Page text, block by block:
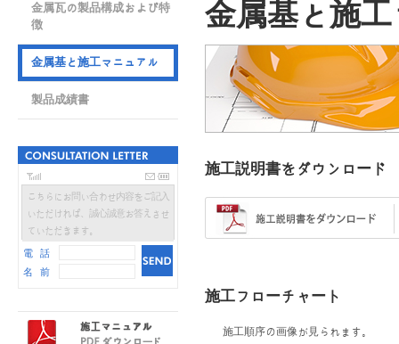
金属瓦の製品構成および特
徴
金属基と施工マニュアル
製品成績書
こちらにお問い合わせ内容をご記入
いただければ、誠心誠意お答えさせ
ていただきます。
電 話
名 前
金属基と施
施工説明書をダウンロード
施工フローチャート
施工順序の画像が見られます。